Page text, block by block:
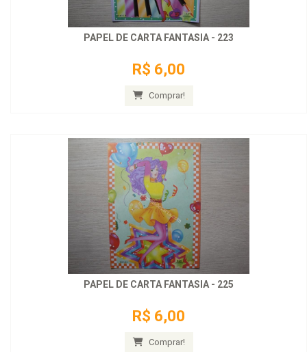
PAPEL DE CARTA FANTASIA - 223
R$ 6,00
Comprar!
PAPEL DE CARTA FANTASIA - 225
R$ 6,00
Comprar!